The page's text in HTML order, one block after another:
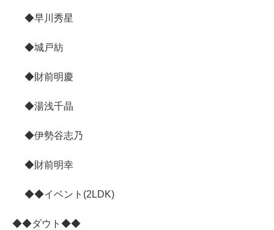
◆早川秀星
◆城戸紡
◆財前明慶
◆湯浅千晶
◆伊勢谷志乃
◆財前明幸
◆◆イベント(2LDK)
◆◆ダウト◆◆